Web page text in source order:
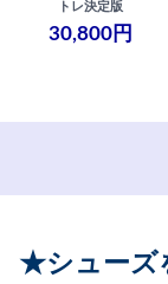
トレ決定版
30,800円
★シューズ